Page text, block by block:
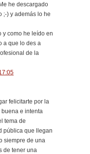
he descargado
;-) y además lo he
y como he leído en
a que lo des a
de la
felicitarte por la
e intenta
tema de
pública que llegan
siempre de una
de tener una